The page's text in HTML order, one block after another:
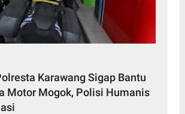
Karawang Sigap Bantu
Motor Mogok, Polisi Humanis